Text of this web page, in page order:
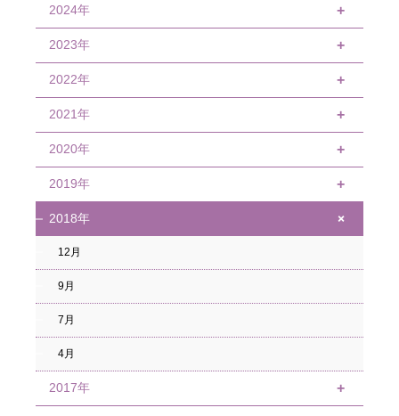
6月
4月
12月
8月
6月
4月
2024年 +
4月
2023年 +
4月
1月
2022年 +
12月
10月
9月
8月
4月
2021年 +
12月
10月
9月
8月
6月
5月
4月
2020年 +
12月
11月
9月
7月
5月
4月
2019年 +
12月
11月
8月
7月
4月
2018年 +
12月
9月
7月
4月
2017年 +